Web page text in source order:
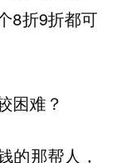
8折9折都可
困难？
的那帮人，